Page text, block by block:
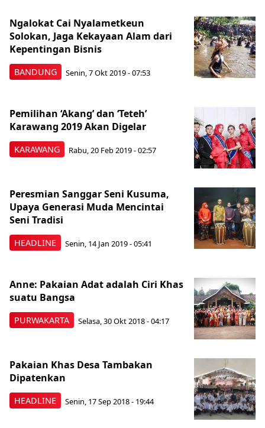
BANDUNG
Ngalokat Cai Nyalametkeun
Solokan, Jaga Kekayaan Alam dari
Kepentingan Bisnis
Senin, 7 Okt 2019 - 07:53
KARAWANG
Pemilihan ‘Akang’ dan ‘Teteh’
Karawang 2019 Akan Digelar
Rabu, 20 Feb 2019 - 02:57
HEADLINE
Peresmian Sanggar Seni Kusuma,
Upaya Generasi Muda Mencintai
Seni Tradisi
Senin, 14 Jan 2019 - 05:41
PURWAKARTA
Anne: Pakaian Adat adalah Ciri Khas
suatu Bangsa
Selasa, 30 Okt 2018 - 04:17
HEADLINE
Pakaian Khas Desa Tambakan
Dipatenkan
Senin, 17 Sep 2018 - 19:44